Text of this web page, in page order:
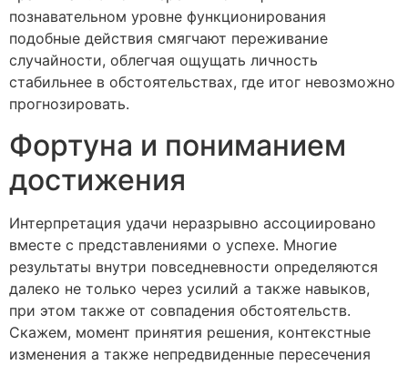
познавательном уровне функционирования
подобные действия смягчают переживание
случайности, облегчая ощущать личность
стабильнее в обстоятельствах, где итог невозможно
прогнозировать.
Фортуна и пониманием
достижения
Интерпретация удачи неразрывно ассоциировано
вместе с представлениями о успехе. Многие
результаты внутри повседневности определяются
далеко не только через усилий а также навыков,
при этом также от совпадения обстоятельств.
Скажем, момент принятия решения, контекстные
изменения а также непредвиденные пересечения